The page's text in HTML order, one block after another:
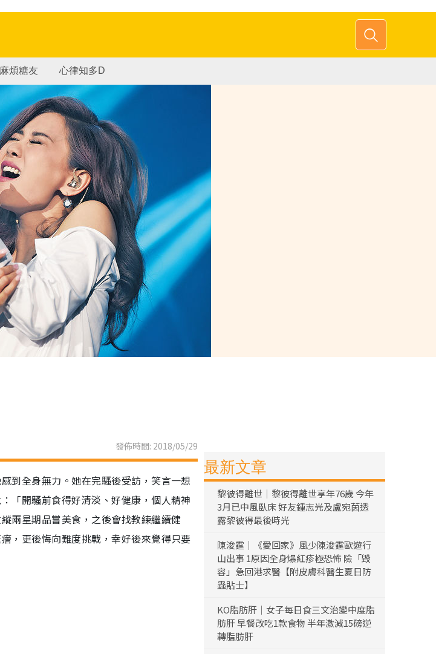
煩糖友 心律知多D
發佈時間: 2018/05/29
到全身無力。她在完騷後受訪，笑言一想
「開騷前食得好清淡、好健康，個人精神
兩星期品嘗美食，之後會找教練繼續健
，更後悔向難度挑戰，幸好後來覺得只要
最新文章
黎彼得離世｜黎彼得離世享年76歲 今年
3月已中風臥床 好友鍾志光及盧宛茵透
露黎彼得最後時光
陳浚霆｜《愛回家》風少陳浚霆歐遊行
山出事 1原因全身爆紅疹極恐怖 險「毀
容」急回港求醫【附皮膚科醫生夏日防
蟲貼士】
KO脂肪肝｜女子每日食三文治變中度脂
肪肝 早餐改吃1款食物 半年激減15磅逆
轉脂肪肝